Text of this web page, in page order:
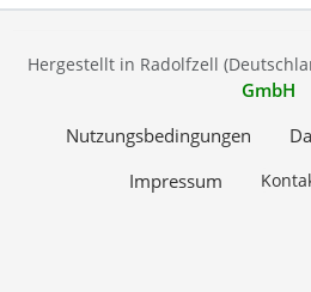
Hergestellt in Radolfzell
GmbH
Nutzungsbedingungen
Impressum